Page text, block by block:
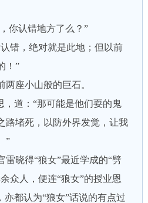
认错地方了么？”
，绝对就是此地；但以前
！”
座小山般的巨石。
道：“那可能是他们耍的鬼
路堵死，以防外界发觉，让我
”
晓得“狼女”最近学成的“劈
众人，便连“狼女”的授业恩
亦都认为“狼女”话说的有点过